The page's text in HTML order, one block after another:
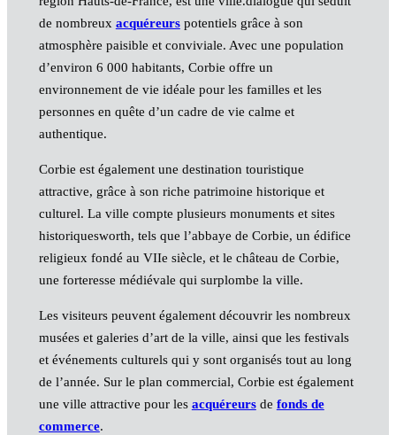
de nombreux acquéreurspotentiels grâce à son
atmosphère paisible et conviviale. Avec une population
d’environ 6 000 habitants, Corbie offre un
environnement de vie idéale pour les familles et les
personnes en quête d’un cadre de vie calme et
authentique.
Corbie est également une destination touristique
attractive, grâce à son riche patrimoine historique et
culturel. La ville compte plusieurs monuments et sites
historiquesworth, tels que l’abbaye de Corbie, un édifice
religieux fondé au VIIe siècle, et le château de Corbie,
une forteresse médiévale qui surplombe la ville.
Les visiteurs peuvent également découvrir les nombreux
musées et galeries d’art de la ville, ainsi que les festivals
et événements culturels qui y sont organisés tout au long
de l’année. Sur le plan commercial, Corbie est également
une ville attractive pour les acquéreursde fonds de
commerce.